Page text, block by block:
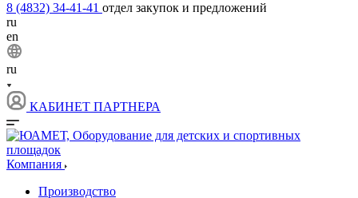
8 (4832) 34-41-41 отдел закупок и предложений
ru
en
ru
КАБИНЕТ ПАРТНЕРА
Компания
Производство